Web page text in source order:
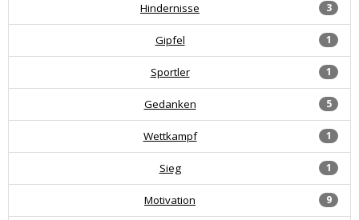
3
Hindernisse
1
Gipfel
1
Sportler
5
Gedanken
1
Wettkampf
1
Sieg
9
Motivation